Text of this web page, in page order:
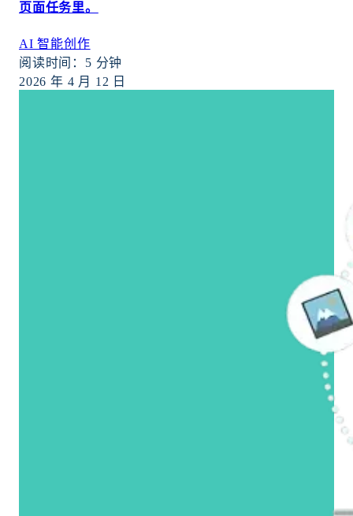
页面任务里。
AI 智能创作
阅读时间： 5 分钟
2026 年 4 月 12 日